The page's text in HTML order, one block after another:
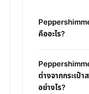
คืออะไร?
ต่างจากกระเป๋า
อย่างไร?